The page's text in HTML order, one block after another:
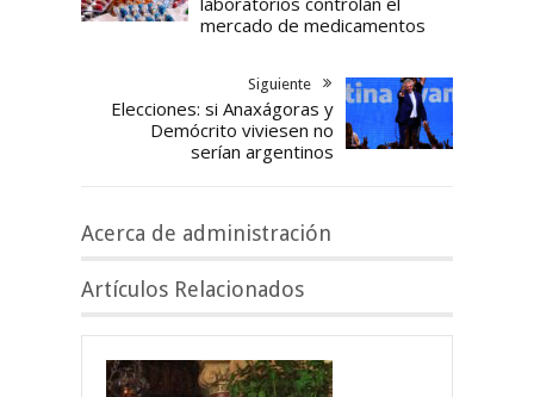
mercado de medicamentos
Siguiente
Elecciones: si Anaxágoras y
Demócrito viviesen no
serían argentinos
Acerca de administración
Artículos Relacionados